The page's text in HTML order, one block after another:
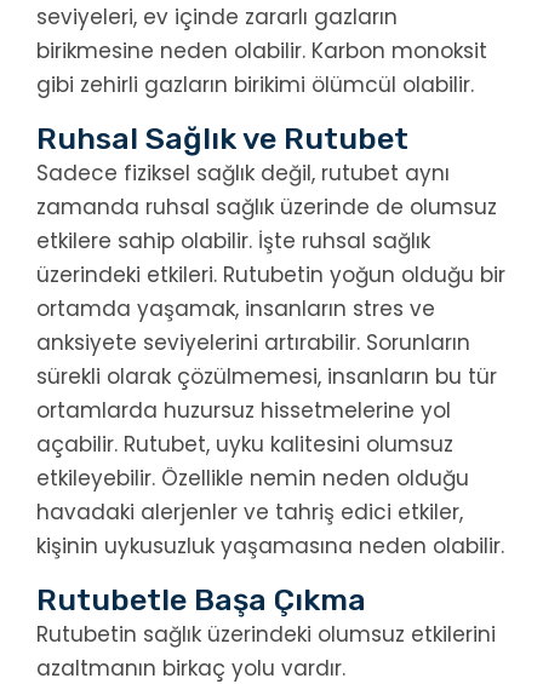
seviyeleri, ev içinde zararlı gazların
birikmesine neden olabilir. Karbon monoksit
gibi zehirli gazların birikimi ölümcül olabilir.
Ruhsal Sağlık ve Rutubet
Sadece fiziksel sağlık değil, rutubet aynı
zamanda ruhsal sağlık üzerinde de olumsuz
etkilere sahip olabilir. İşte ruhsal sağlık
üzerindeki etkileri. Rutubetin yoğun olduğu bir
ortamda yaşamak, insanların stres ve
anksiyete seviyelerini artırabilir. Sorunların
sürekli olarak çözülmemesi, insanların bu tür
ortamlarda huzursuz hissetmelerine yol
açabilir. Rutubet, uyku kalitesini olumsuz
etkileyebilir. Özellikle nemin neden olduğu
havadaki alerjenler ve tahriş edici etkiler,
kişinin uykusuzluk yaşamasına neden olabilir.
Rutubetle Başa Çıkma
Rutubetin sağlık üzerindeki olumsuz etkilerini
azaltmanın birkaç yolu vardır.